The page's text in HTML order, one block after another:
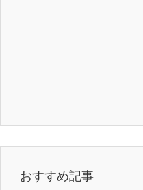
おすすめ記事